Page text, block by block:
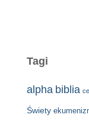
Tagi
alpha biblia
Świety